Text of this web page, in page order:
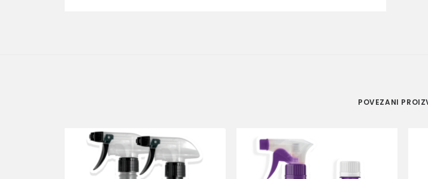
POVEZANI